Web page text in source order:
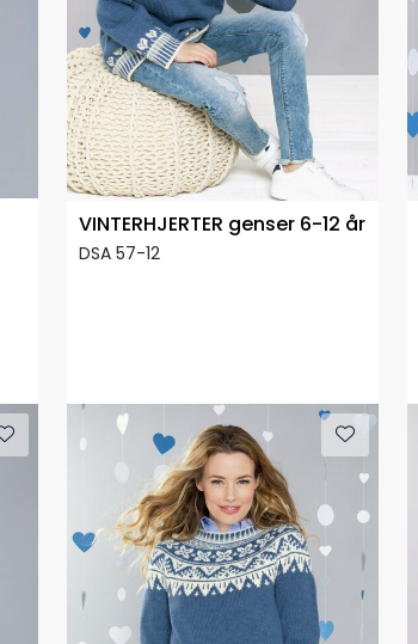
VINTERHJERTER genser 6-12 år
DSA 57-12